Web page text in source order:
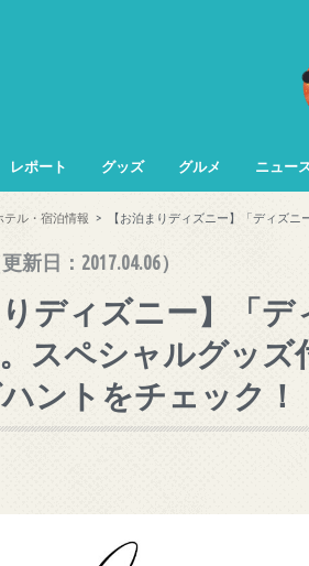
レポート グッズ グルメ ニュー
テル・宿泊情報 【お泊まりディズニー】「ディズ
新日： 2017.04.06）
りディズニー】「デ
スペシャルグッ
ントをチェック！